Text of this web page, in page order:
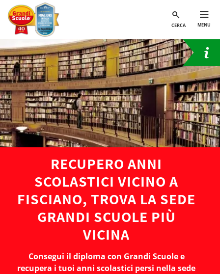
CERCA MENU
RECUPERO ANNI
SCOLASTICI VICINO A
FISCIANO, TROVA LA SEDE
GRANDI SCUOLE PIÙ
VICINA
Consegui il diploma con Grandi Scuole e
recupera i tuoi anni scolastici persi nella sede